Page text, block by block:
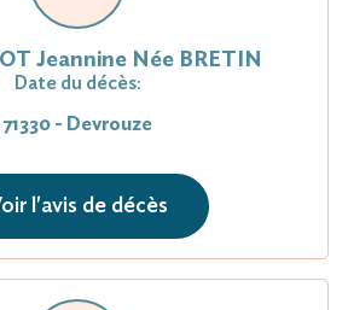
Jeannine Née BRETIN
Date du décès:
71330 - Devrouze
l'avis de décès